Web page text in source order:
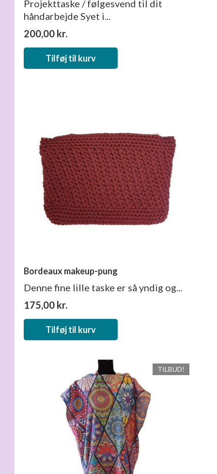
Projekttaske / følgesvend til dit
håndarbejde Syet i...
200,00 kr.
Tilføj til kurv
Bordeaux makeup-pung
Denne fine lille taske er så yndig og...
175,00 kr.
Tilføj til kurv
TILBUD!